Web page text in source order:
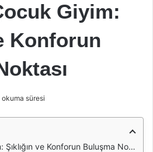
Giyim:
Konforun
süresi
ve Konforun Buluşma Noktası